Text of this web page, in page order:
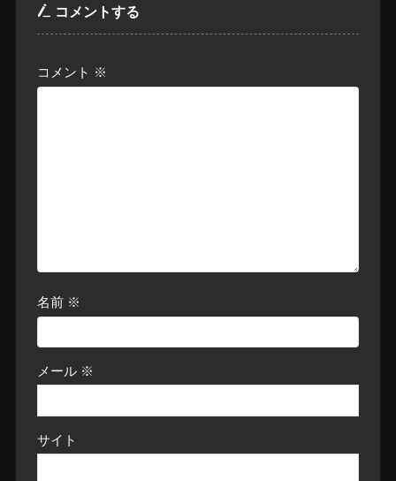
コメントする
コメント ※
名前 ※
メール ※
サイト